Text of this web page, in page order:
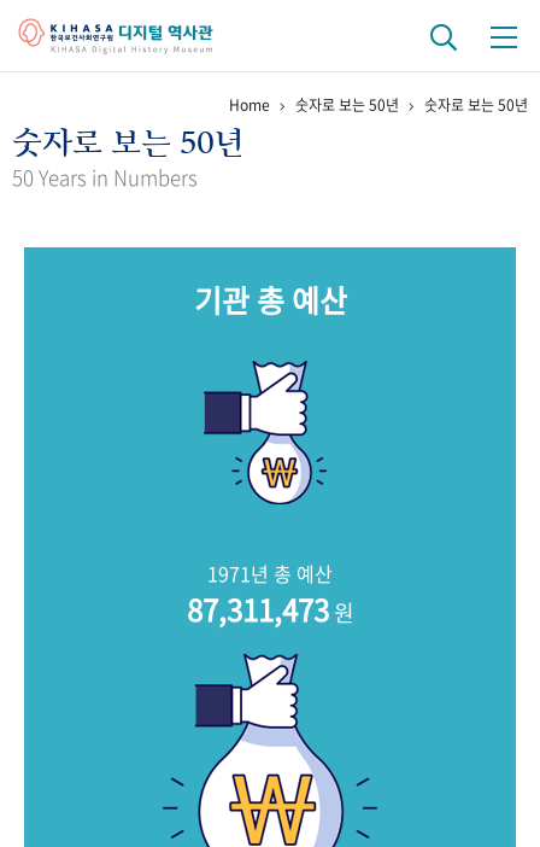
걸어온 길 기관 변천사 역대 기관장
키워드로 보는 연구 역사
문서 기록물 행정박물
Home 숫자로 보는 50년 숫자로 보는 50년
숫자로 보는 50년
50 Years in Numbers
기관 총 예산
1971년 총 예산
87,311,473원